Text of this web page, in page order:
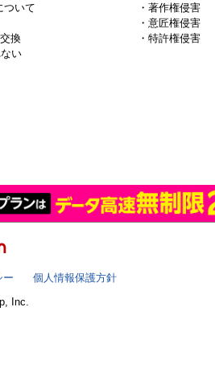
ついて
換
い
・著作権侵害
・意匠権侵害
・特許権侵害
ー
個人情報保護方針
Inc.